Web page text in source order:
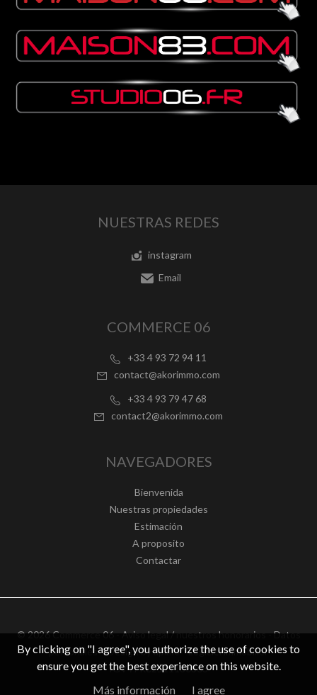
NUESTRAS REDES
instagram
Email
COMMERCE 06
+33 4 93 72 94 11
contact@akorimmo.com
+33 4 93 79 47 68
contact2@akorimmo.com
NAVEGADORES
Bienvenida
Nuestras propiedades
Estimación
A proposito
Contactar
© 2026 Commerce 06 -Aviso legal / nuestros honorarios-Datos
personales – Design byapimo™ Logiciel immobilier
IGV : FR62511186363
By clicking on "I agree", you authorize the use of cookies to
ensure you get the best experience on this website.
Más información
I agree